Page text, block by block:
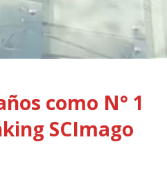
como N° 1
SCImago